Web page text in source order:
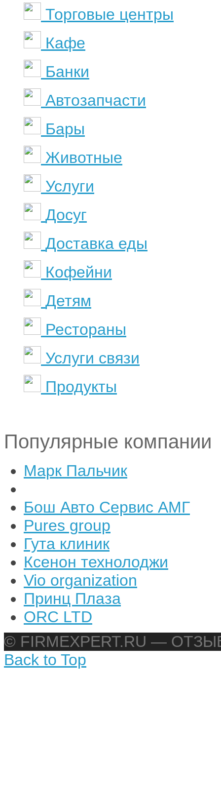
Торговые центры
Кафе
Банки
Автозапчасти
Бары
Животные
Услуги
Досуг
Доставка еды
Кофейни
Детям
Рестораны
Услуги связи
Продукты
Популярные компании
Марк Пальчик
Бош Авто Сервис АМГ
Pures group
Гута клиник
Ксенон технолоджи
Vio organization
Принц Плаза
ORC LTD
© FIRMEXPERT.RU —
Back to Top